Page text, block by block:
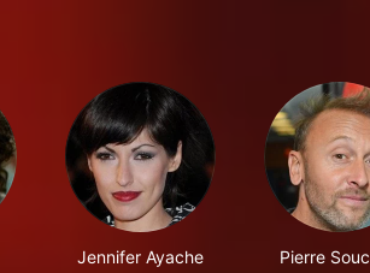
Jennifer Ayache Pierre